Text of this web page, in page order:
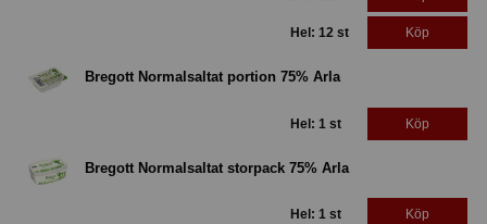
Hel: 12 st Köp
Bregott Normalsaltat portion 75% Arla
Hel: 1 st Köp
Bregott Normalsaltat storpack 75% Arla
Hel: 1 st Köp